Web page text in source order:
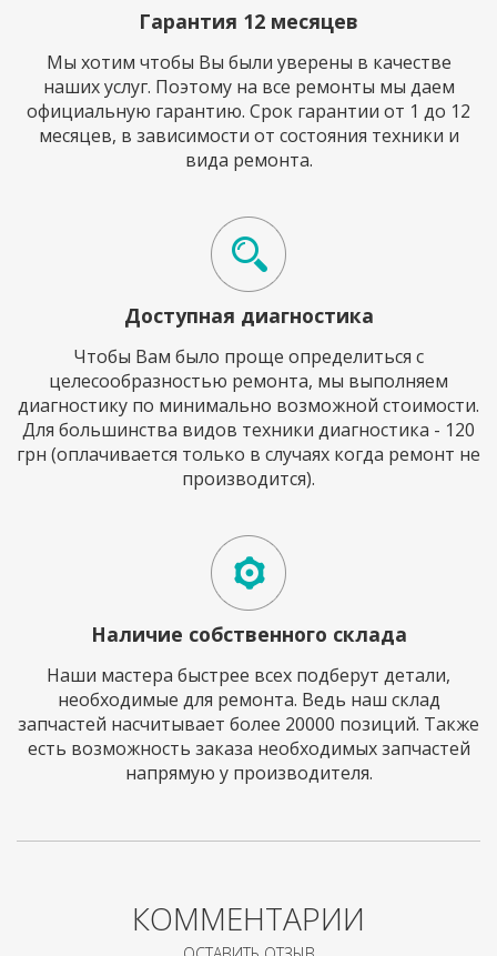
Гарантия 12 месяцев
Мы хотим чтобы Вы были уверены в качестве
наших услуг. Поэтому на все ремонты мы даем
официальную гарантию. Срок гарантии от 1 до 12
месяцев, в зависимости от состояния техники и
вида ремонта.
Доступная диагностика
Чтобы Вам было проще определиться с
целесообразностью ремонта, мы выполняем
диагностику по минимально возможной стоимости.
Для большинства видов техники диагностика - 120
грн (оплачивается только в случаях когда ремонт не
производится).
Наличие собственного склада
Наши мастера быстрее всех подберут детали,
необходимые для ремонта. Ведь наш склад
запчастей насчитывает более 20000 позиций. Также
есть возможность заказа необходимых запчастей
напрямую у производителя.
КОММЕНТАРИИ